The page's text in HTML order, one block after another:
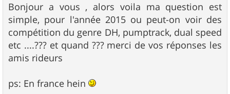
s
s
a
g
e
Bonjour a vous , alors voila ma question est
simple, pour l'année 2015 ou peut-on voir des
compétition du genre DH, pumptrack, dual speed
etc ....??? et quand ??? merci de vos réponses les
amis rideurs
ps: En france hein